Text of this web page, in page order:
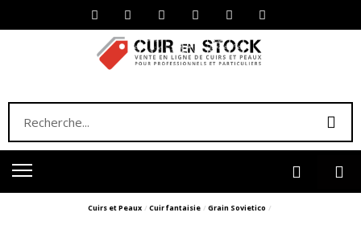
Cuirs et Peaux Cuir fantaisie Grain Sovietico